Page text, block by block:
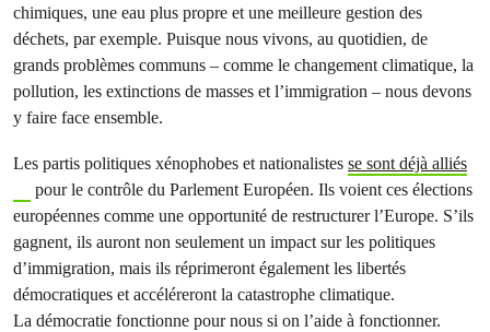
chimiques, une eau plus propre et une meilleure gestion des
déchets, par exemple. Puisque nous vivons, au quotidien, de
grands problèmes communs – comme le changement climatique, la
pollution, les extinctions de masses et l’immigration – nous devons
y faire face ensemble.
Les partis politiques xénophobes et nationalistes se sont déjà alliés
pour le contrôle du Parlement Européen. Ils voient ces élections
européennes comme une opportunité de restructurer l’Europe. S’ils
gagnent, ils auront non seulement un impact sur les politiques
d’immigration, mais ils réprimeront également les libertés
démocratiques et accéléreront la catastrophe climatique.
La démocratie fonctionne pour nous si on l’aide à fonctionner.